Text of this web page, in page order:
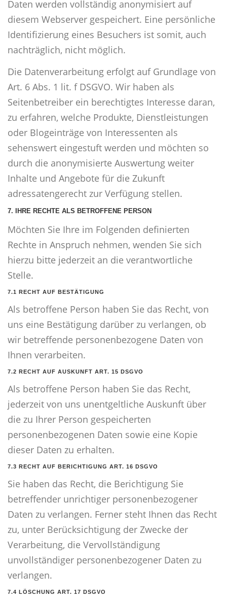
Daten werden vollständig anonymisiert auf
diesem Webserver gespeichert. Eine persönliche
Identifizierung eines Besuchers ist somit, auch
nachträglich, nicht möglich.
Die Datenverarbeitung erfolgt auf Grundlage von
Art. 6 Abs. 1 lit. f DSGVO. Wir haben als
Seitenbetreiber ein berechtigtes Interesse daran,
zu erfahren, welche Produkte, Dienstleistungen
oder Blogeinträge von Interessenten als
sehenswert eingestuft werden und möchten so
durch die anonymisierte Auswertung weiter
Inhalte und Angebote für die Zukunft
adressatengerecht zur Verfügung stellen.
7. IHRE RECHTE ALS BETROFFENE PERSON
Möchten Sie Ihre im Folgenden definierten
Rechte in Anspruch nehmen, wenden Sie sich
hierzu bitte jederzeit an die verantwortliche
Stelle.
7.1 RECHT AUF BESTÄTIGUNG
Als betroffene Person haben Sie das Recht, von
uns eine Bestätigung darüber zu verlangen, ob
wir betreffende personenbezogene Daten von
Ihnen verarbeiten.
7.2 RECHT AUF AUSKUNFT ART. 15 DSGVO
Als betroffene Person haben Sie das Recht,
jederzeit von uns unentgeltliche Auskunft über
die zu Ihrer Person gespeicherten
personenbezogenen Daten sowie eine Kopie
dieser Daten zu erhalten.
7.3 RECHT AUF BERICHTIGUNG ART. 16 DSGVO
Sie haben das Recht, die Berichtigung Sie
betreffender unrichtiger personenbezogener
Daten zu verlangen. Ferner steht Ihnen das Recht
zu, unter Berücksichtigung der Zwecke der
Verarbeitung, die Vervollständigung
unvollständiger personenbezogener Daten zu
verlangen.
7.4 LÖSCHUNG ART. 17 DSGVO